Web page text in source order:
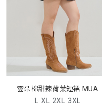
雲朵棉甜辣荷葉短裙 MUA
L XL 2XL 3XL